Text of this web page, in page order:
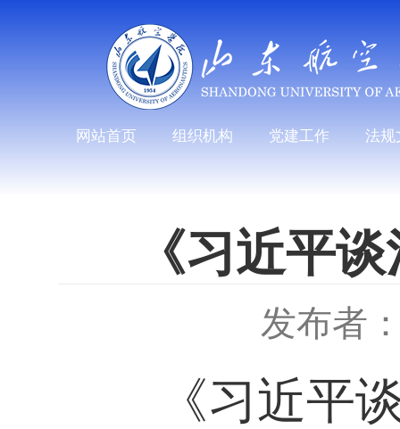
网站首页 组织机构 党建工作 法规
《习近平
发布者
《习近平